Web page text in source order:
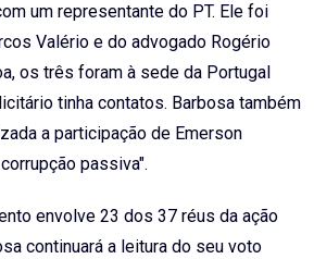
um representante do PT. Ele foi
Valério e do advogado Rogério
os três foram à sede da Portugal
tinha contatos. Barbosa também
a participação de Emerson
passiva".
envolve 23 dos 37 réus da ação
continuará a leitura do seu voto